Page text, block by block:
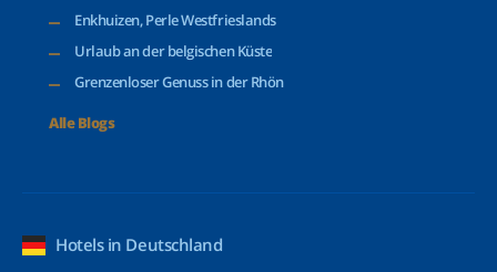
Enkhuizen, Perle Westfrieslands
Urlaub an der belgischen Küste
Grenzenloser Genuss in der Rhön
Alle Blogs
Hotels in Deutschland